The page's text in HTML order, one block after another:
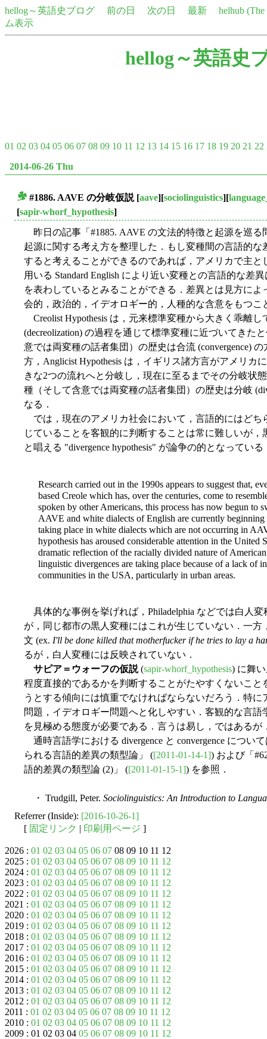
hellog～英語史ブログ 前の日 次の日 最新
helhub
ム表示
hellog～英語史
01 02 03 04 05 06 07 08 09 10 11 12 13 14 15 16 17 18 19 20 21 22
2014-06-26 Thu
#1886. AAVE の分岐仮説[aave][sociolinguistics][
[sapir-whorf_hypothesis]
昨日の記事「#1885. AAVE の文法的特徴と起源を巡る
起源に関する考え方を整理した．もし変種間の言語的
すると考えることができるのであれば，アメリカで主
用いる Standard English により近い変種との言語的な差
を表わしているとみることができる．差異とは見方に
会的，政治的，イデオロギー的，人種的な含意をもつこ
Creolist Hypothesis は，元来標準変種から大きく乖離
(decreolization) の過程を通じて標準変種に近づいてきた
意では両変種の話者集団）の歴史は合流 (convergence)
方，Anglicist Hypothesis は，イギリス諸方言がアメリカ
きな2つの流れへと分岐し，現在に至るまでその分岐状
種（そして含意では両変種の話者集団）の歴史は分岐
なる．
では，現在のアメリカ社会において，言語的にはどち
じていることを客観的に判断することは常に難しいが
と唱える "divergence hypothesis" が論争の的となってい
Research carried out in the 1990s appears to suggest that,
based Creole which has, over the centuries, come to
spoken by other Americans, this process has now begun to
AAVE and white dialects of English are currently
taking place in white dialects which are not occurring in
hypothesis has aroused considerable attention in the United
dramatic reflection of the racially divided nature of
linguistic divergences are taking place because of a lack of
communities in the USA, particularly in urban areas.
具体的な事例を挙げれば，Philadelphia などでは白人変
が，同じ都市の黒人変種にはこれが生じていない．一
文 (ex. I'll be done killed that motherfucker if he tries to lay a
るが，白人変種には反映されていない．
サピア＝ウォーフの仮説(sapir-whorf_hypothesis) に舞
程度直接的であるかを判断することがたやすくないこ
うとする傾向には慎重でなければならないだろう．特
問題，イデオロギー問題へと化しやすい．客観的な言
を見極める態度が必要である．言うは易し，ではあるが
通時言語学における divergence と convergence につい
られる言語的差異の類型論」 ([2011-01-14-1]) および「
語的差異の類型論 (2)」 ([2011-01-15-1]) を参照．
・ Trudgill, Peter. Sociolinguistics: An Introduction to
Referrer (Inside): [2016-10-26-1]
[ 固定リンク | 印刷用ページ ]
2026 : 01 02 03 04 05 06 07 08 09 10 11 12
2025 : 01 02 03 04 05 06 07 08 09 10 11 12
2024 : 01 02 03 04 05 06 07 08 09 10 11 12
2023 : 01 02 03 04 05 06 07 08 09 10 11 12
2022 : 01 02 03 04 05 06 07 08 09 10 11 12
2021 : 01 02 03 04 05 06 07 08 09 10 11 12
2020 : 01 02 03 04 05 06 07 08 09 10 11 12
2019 : 01 02 03 04 05 06 07 08 09 10 11 12
2018 : 01 02 03 04 05 06 07 08 09 10 11 12
2017 : 01 02 03 04 05 06 07 08 09 10 11 12
2016 : 01 02 03 04 05 06 07 08 09 10 11 12
2015 : 01 02 03 04 05 06 07 08 09 10 11 12
2014 : 01 02 03 04 05 06 07 08 09 10 11 12
2013 : 01 02 03 04 05 06 07 08 09 10 11 12
2012 : 01 02 03 04 05 06 07 08 09 10 11 12
2011 : 01 02 03 04 05 06 07 08 09 10 11 12
2010 : 01 02 03 04 05 06 07 08 09 10 11 12
2009 : 01 02 03 04 05 06 07 08 09 10 11 12